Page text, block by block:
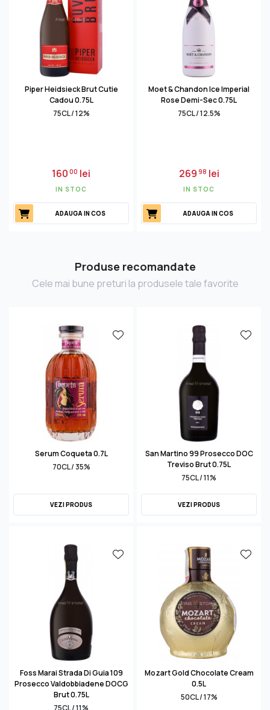
Piper Heidsieck Brut Cutie
Cadou 0.75L
75CL / 12%
16000 lei
IN STOC
ADAUGA IN COS
Moet & Chandon Ice Imperial
Rose Demi-Sec 0.75L
75CL / 12.5%
26998 lei
IN STOC
ADAUGA IN COS
Produse recomandate
Cele mai bune preturi la produsele tale favorite
Serum Coqueta 0.7L
70CL / 35%
VEZI PRODUS
San Martino 99 Prosecco DOC
Treviso Brut 0.75L
75CL / 11%
VEZI PRODUS
Foss Marai Strada Di Guia 109
Prosecco Valdobbiadene DOCG
Brut 0.75L
75CL / 11%
Mozart Gold Chocolate Cream
0.5L
50CL / 17%